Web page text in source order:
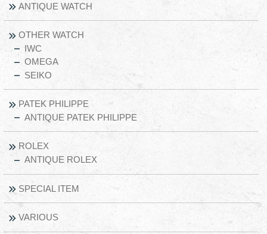
ANTIQUE WATCH
OTHER WATCH
IWC
OMEGA
SEIKO
PATEK PHILIPPE
ANTIQUE PATEK PHILIPPE
ROLEX
ANTIQUE ROLEX
SPECIAL ITEM
VARIOUS